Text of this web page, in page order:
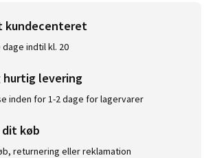
kundecenteret
indtil kl. 20
hurtig levering
inden for 1-2 dage for lagervarer
køb
returnering eller reklamation